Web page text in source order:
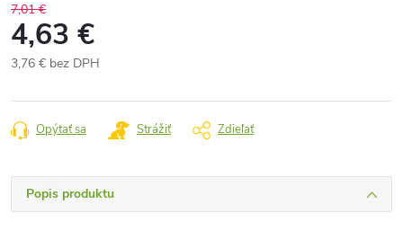
7,01 €
4,63 €
3,76 € bez DPH
cena:
Opýtať sa Strážiť Zdieľať
Popis produktu